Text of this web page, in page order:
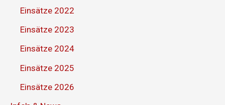
Einsätze 2022
Einsätze 2023
Einsätze 2024
Einsätze 2025
Einsätze 2026